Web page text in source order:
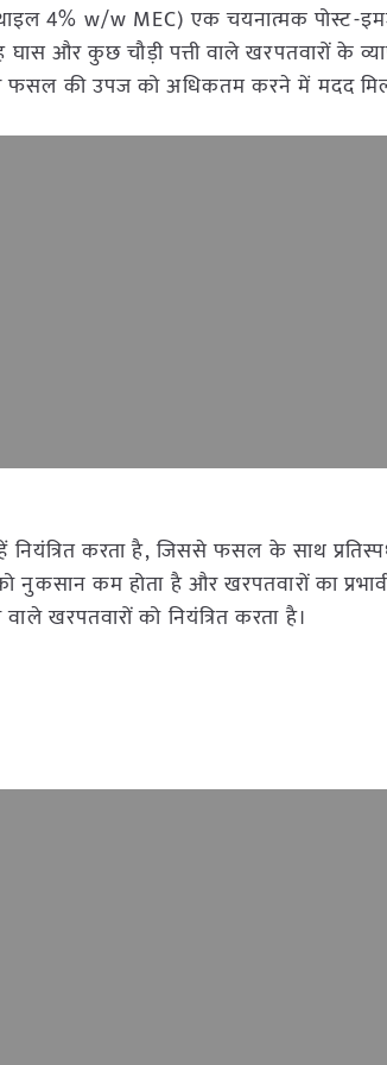
4% w/w MEC) एक चयनात्मक पोस्ट-
और कुछ चौड़ी पत्ती वाले खरपतवारों के
की उपज को अधिकतम करने में मदद
करता है, जिससे फसल के साथ
कम होता है और खरपतवारों का प्रभावी
खरपतवारों को नियंत्रित करता है।